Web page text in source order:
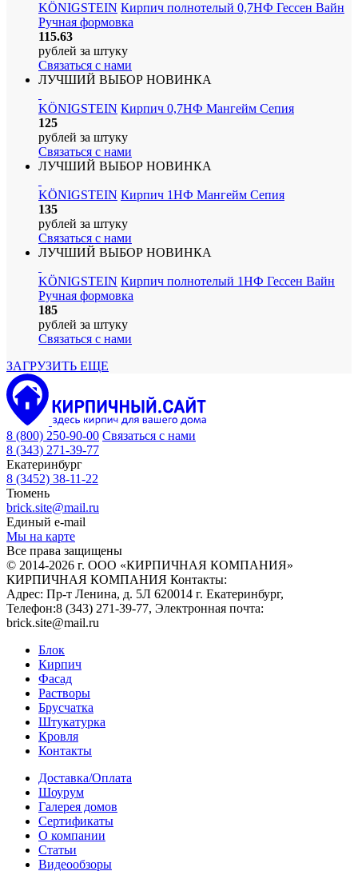
KÖNIGSTEIN Кирпич полнотелый 0,7НФ Гессен Вайн
Ручная формовка
115.63
рублей за штуку
Связаться с нами
ЛУЧШИЙ ВЫБОР НОВИНКА
KÖNIGSTEIN Кирпич 0,7НФ Мангейм Сепия
125
рублей за штуку
Связаться с нами
ЛУЧШИЙ ВЫБОР НОВИНКА
KÖNIGSTEIN Кирпич 1НФ Мангейм Сепия
135
рублей за штуку
Связаться с нами
ЛУЧШИЙ ВЫБОР НОВИНКА
KÖNIGSTEIN Кирпич полнотелый 1НФ Гессен Вайн
Ручная формовка
185
рублей за штуку
Связаться с нами
ЗАГРУЗИТЬ ЕЩЕ
8 (800) 250-90-00 Связаться с нами
8 (343) 271-39-77
Екатеринбург
8 (3452) 38-11-22
Тюмень
brick.site@mail.ru
Единый e-mail
Мы на карте
Все права защищены
© 2014-2026 г. ООО «КИРПИЧНАЯ КОМПАНИЯ»
КИРПИЧНАЯ КОМПАНИЯ Контакты:
Адрес: Пр-т Ленина, д. 5Л 620014 г. Екатеринбург,
Телефон:8 (343) 271-39-77, Электронная почта:
brick.site@mail.ru
Блок
Кирпич
Фасад
Растворы
Брусчатка
Штукатурка
Кровля
Контакты
Доставка/Оплата
Шоурум
Галерея домов
Сертификаты
О компании
Статьи
Видеообзоры